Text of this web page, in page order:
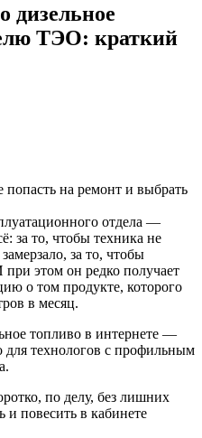
дизельное
ТЭО: краткий
попасть на ремонт и выбрать
отдела —
за то, чтобы техника не
за то, чтобы
этом он редко получает
о том продукте, которого
в месяц.
топливо в интернете —
технологов с профильным
по делу, без лишних
и повесить в кабинете